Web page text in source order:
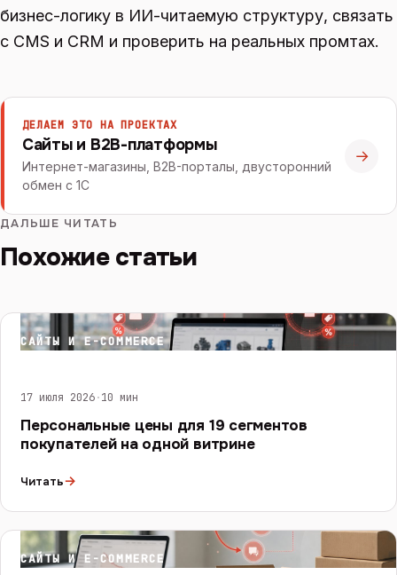
бизнес-логику в ИИ-читаемую структуру, связать
с CMS и CRM и проверить на реальных промтах.
ДЕЛАЕМ ЭТО НА ПРОЕКТАХ
Сайты и B2B-платформы
Интернет-магазины, B2B-порталы, двусторонний
обмен с 1С
→
ДАЛЬШЕ ЧИТАТЬ
Похожие статьи
САЙТЫ И E-COMMERCE
17 июля 2026·10 мин
Персональные цены для 19 сегментов
покупателей на одной витрине
Читать→
САЙТЫ И E-COMMERCE